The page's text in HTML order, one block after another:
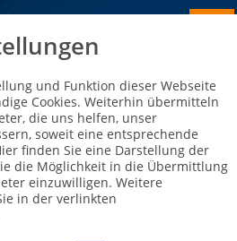
VS. MSC COMET
vs. MSC Comet
und Funktion dieser Webseite
Cookies. Weiterhin übermitteln
die uns helfen, unser
soweit eine entsprechende
finden Sie eine Darstellung der
die Möglichkeit in die Übermittlung
einzuwilligen. Weitere
in der verlinkten